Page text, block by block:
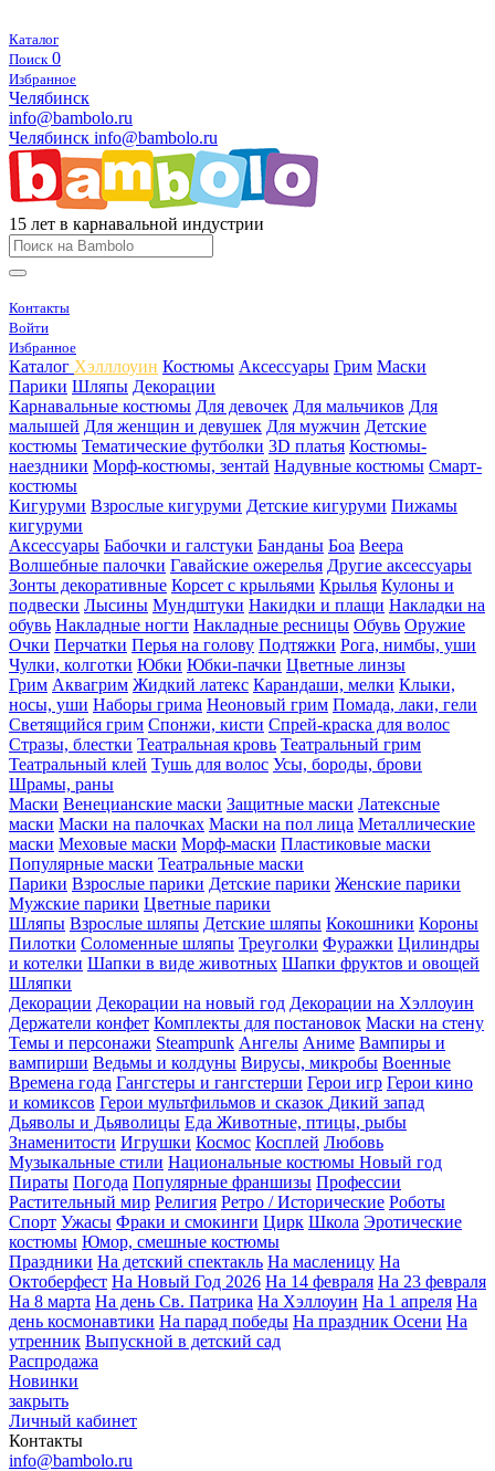
Каталог
Поиск 0
Избранное
Челябинск
info@bambolo.ru
Челябинск info@bambolo.ru
15 лет в карнавальной индустрии
Контакты
Войти
Избранное
Каталог Хэлллоуин Костюмы Аксессуары Грим Маски
Парики Шляпы Декорации
Карнавальные костюмы Для девочек Для мальчиков Для
малышей Для женщин и девушек Для мужчин Детские
костюмы Тематические футболки 3D платья Костюмы-
наездники Морф-костюмы, зентай Надувные костюмы Смарт-
костюмы
Кигуруми Взрослые кигуруми Детские кигуруми Пижамы
кигуруми
Аксессуары Бабочки и галстуки Банданы Боа Веера
Волшебные палочки Гавайские ожерелья Другие аксессуары
Зонты декоративные Корсет с крыльями Крылья Кулоны и
подвески Лысины Мундштуки Накидки и плащи Накладки на
обувь Накладные ногти Накладные ресницы Обувь Оружие
Очки Перчатки Перья на голову Подтяжки Рога, нимбы, уши
Чулки, колготки Юбки Юбки-пачки Цветные линзы
Грим Аквагрим Жидкий латекс Карандаши, мелки Клыки,
носы, уши Наборы грима Неоновый грим Помада, лаки, гели
Светящийся грим Спонжи, кисти Спрей-краска для волос
Стразы, блестки Театральная кровь Театральный грим
Театральный клей Тушь для волос Усы, бороды, брови
Шрамы, раны
Маски Венецианские маски Защитные маски Латексные
маски Маски на палочках Маски на пол лица Металлические
маски Меховые маски Морф-маски Пластиковые маски
Популярные маски Театральные маски
Парики Взрослые парики Детские парики Женские парики
Мужские парики Цветные парики
Шляпы Взрослые шляпы Детские шляпы Кокошники Короны
Пилотки Соломенные шляпы Треуголки Фуражки Цилиндры
и котелки Шапки в виде животных Шапки фруктов и овощей
Шляпки
Декорации Декорации на новый год Декорации на Хэллоуин
Держатели конфет Комплекты для постановок Маски на стену
Темы и персонажи Steampunk Ангелы Аниме Вампиры и
вампирши Ведьмы и колдуны Вирусы, микробы Военные
Времена года Гангстеры и гангстерши Герои игр Герои кино
и комиксов Герои мультфильмов и сказок Дикий запад
Дьяволы и Дьяволицы Еда Животные, птицы, рыбы
Знаменитости Игрушки Космос Косплей Любовь
Музыкальные стили Национальные костюмы Новый год
Пираты Погода Популярные франшизы Профессии
Растительный мир Религия Ретро / Исторические Роботы
Спорт Ужасы Фраки и смокинги Цирк Школа Эротические
костюмы Юмор, смешные костюмы
Праздники На детский спектакль На масленицу На
Октоберфест На Новый Год 2026 На 14 февраля На 23 февраля
На 8 марта На день Св. Патрика На Хэллоуин На 1 апреля На
день космонавтики На парад победы На праздник Осени На
утренник Выпускной в детский сад
Распродажа
Новинки
закрыть
Личный кабинет
Контакты
info@bambolo.ru